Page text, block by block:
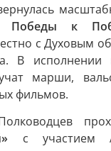
Победы к
с Духовым
В исполнении
марши,
фильмов.
с участием